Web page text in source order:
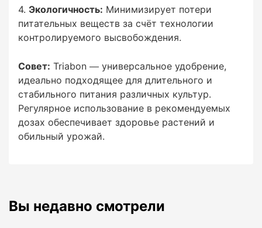
50–100 г на растение, в зависимости от его
размера.
3–5 г/л субстрата.
Преимущества:
Сбалансированное питание:
Экологичность: Минимизирует потери
питательных веществ за счёт технологии
контролируемого высвобождения.
Совет: Triabon — универсальное удобрение,
идеально подходящее для длительного и
стабильного питания различных культур.
Регулярное использование в рекомендуемых
дозах обеспечивает здоровье растений и
обильный урожай.
Вы недавно смотрели